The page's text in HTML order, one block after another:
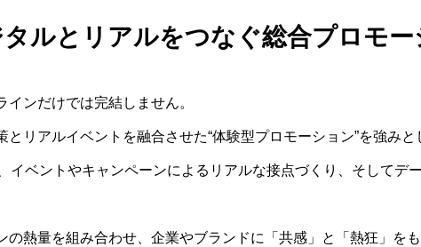
MARKETING
SERVICE
NEWS
ルとリアルをつなぐ総合プロモー
ンだけでは完結しません。
リアルイベントを融合させた“体験型プロモーション”を強みと
イベントやキャンペーンによるリアルな接点づくり、そしてデ
の熱量を組み合わせ、企業やブランドに「共感」と「熱狂」を